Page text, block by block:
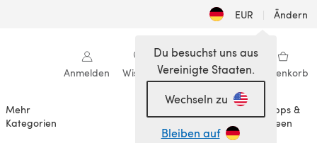
EUR | Ändern
Anmelden Wishlist Meine Bibliothek Warenkorb
Mehr
Kategorien
Anlässe
Tipps &
Ideen
Du besuchst uns aus
Vereinigte Staaten.
Wechseln zu
Bleiben auf